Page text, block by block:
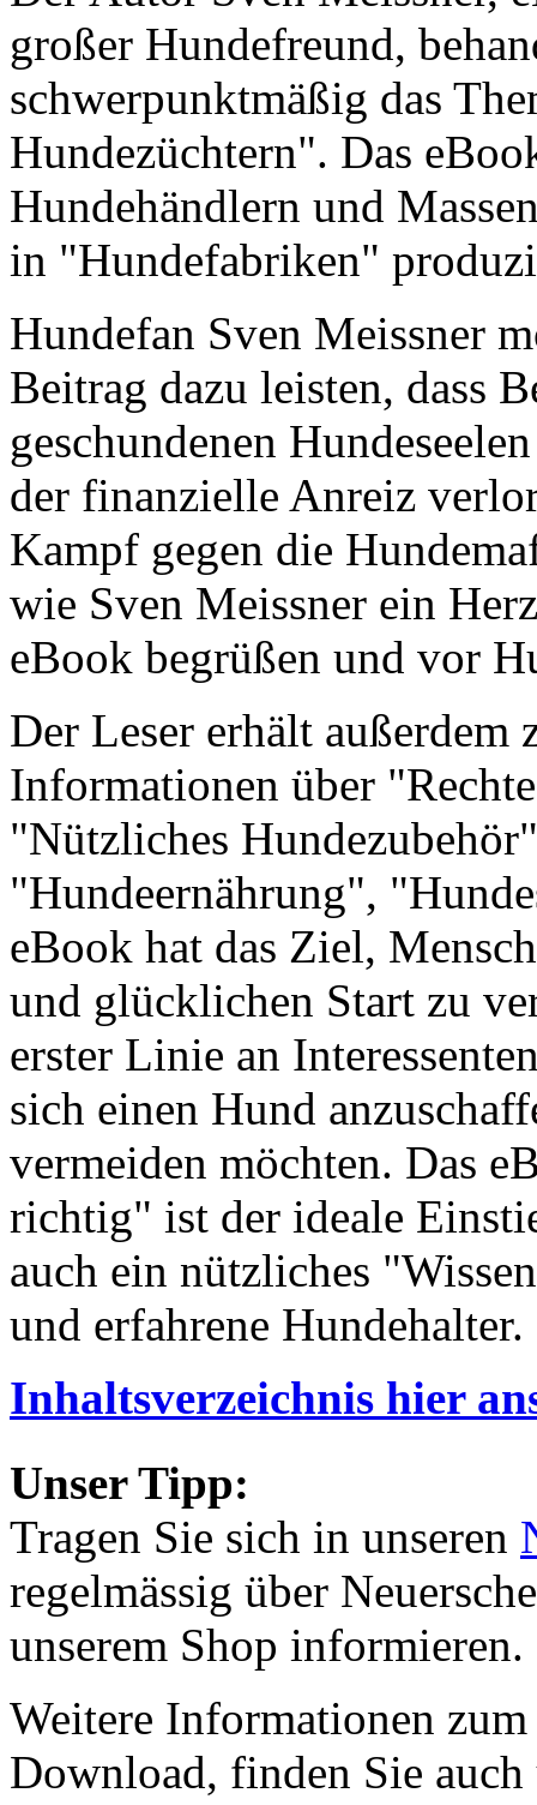
großer Hundefreund,
schwerpunktmäßig das
Hundezüchtern". Das
Hundehändlern und
in "Hundefabriken"
Hundefan Sven Meissner
Beitrag dazu leisten, dass
geschundenen
der finanzielle Anreiz
Kampf gegen die
wie Sven Meissner ein
eBook begrüßen und vor
Der Leser erhält außerdem
Informationen über
"Nützliches
"Hundeernährung",
eBook hat das Ziel,
und glücklichen Start zu
erster Linie an
sich einen Hund
vermeiden möchten. Das
richtig" ist der ideale
auch ein nützliches
und erfahrene Hundehalter.
Inhaltsverzeichnis hier
Unser Tipp:
Tragen Sie sich in unseren
regelmässig über
unserem Shop informieren.
Weitere Informationen
Download, finden Sie